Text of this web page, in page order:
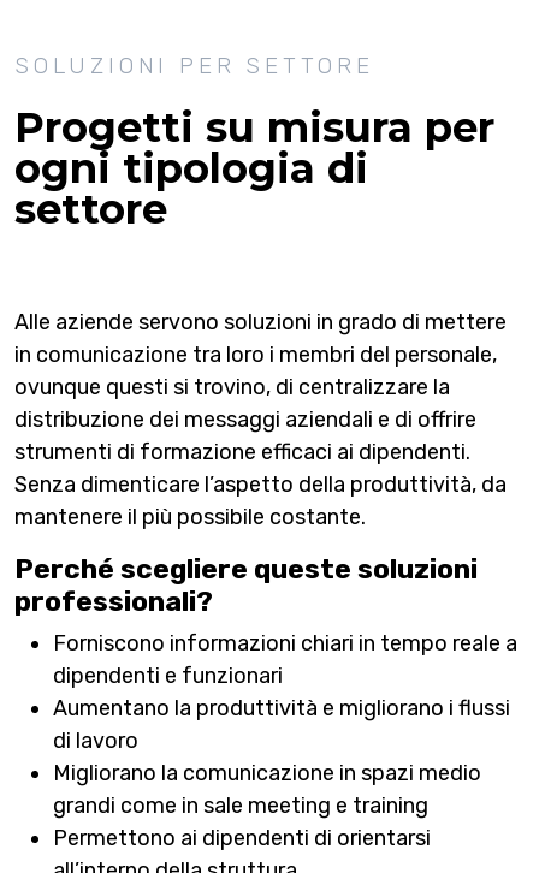
SOLUZIONI PER SETTORE
Progetti su misura per
ogni tipologia di
settore
Alle aziende servono soluzioni in grado di mettere
in comunicazione tra loro i membri del personale,
ovunque questi si trovino, di centralizzare la
distribuzione dei messaggi aziendali e di offrire
strumenti di formazione efficaci ai dipendenti.
Senza dimenticare l’aspetto della produttività, da
mantenere il più possibile costante.
Perché scegliere queste soluzioni
professionali?
Forniscono informazioni chiari in tempo reale a
dipendenti e funzionari
Aumentano la produttività e migliorano i flussi
di lavoro
Migliorano la comunicazione in spazi medio
grandi come in sale meeting e training
Permettono ai dipendenti di orientarsi